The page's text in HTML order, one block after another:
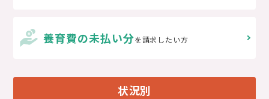
養育費の未払い分を請求したい方
状況別